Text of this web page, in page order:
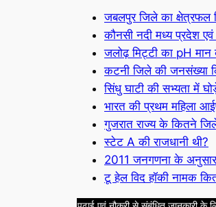
जबलपुर जिले का क्षेत्रफल
कौनसी नदी मध्य प्रदेश एवं
जलोढ़ मिट्टी का pH
कटनी जिले की जनसंख्या
सिंधु घाटी की सभ्यता में
भारत की प्रथम महिला
गुजरात राज्य के कितने
स्टेट A की राजधानी थी?
2011 जनगणना के अनुसार
टू हेल विद हॉकी नामक